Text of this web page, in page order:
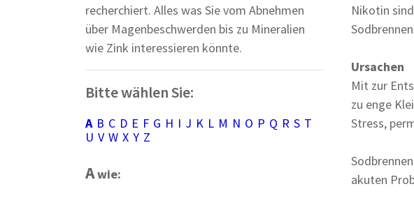
recherchiert. Alles was Sie vom Abnehmen
über Magenbeschwerden bis zu Mineralien
wie Zink interessieren könnte.
Bitte wählen Sie:
A B C D E F G H I J K L M N O P Q R S T
U V W X Y Z
Awie:
Nikotin
Ursachen
Mit zur
zu enge
Stress,
akuten